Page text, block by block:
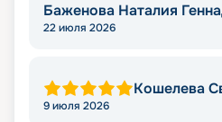
Баженова Наталия
22 июля 2026
Кошелева
9 июля 2026